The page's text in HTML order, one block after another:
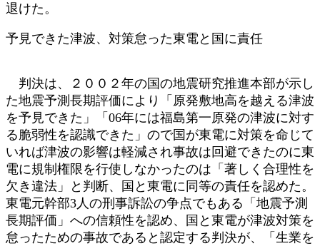
退けた。
予見できた津波、対策怠った東電と国に責任
判決は、２００２年の国の地震研究推進本部が示し
た地震予測長期評価により「原発敷地高を越える津波
を予見できた」「06年には福島第一原発の津波に対す
る脆弱性を認識できた」ので国が東電に対策を命じて
いれば津波の影響は軽減され事故は回避できたのに東
電に規制権限を行使しなかったのは「著しく合理性を
欠き違法」と判断、国と東電に同等の責任を認めた。
東電元幹部3人の刑事訴訟の争点でもある「地震予測
長期評価」への信頼性を認め、国と東電が津波対策を
怠ったための事故であると認定する判決が、「生業を